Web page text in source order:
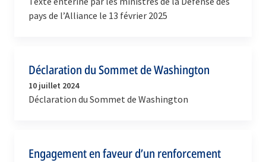
pays de l’Alliance le 13 février 2025
Déclaration du Sommet de Washington
10 juillet 2024
Déclaration du Sommet de Washington
Engagement en faveur d’un renforcement